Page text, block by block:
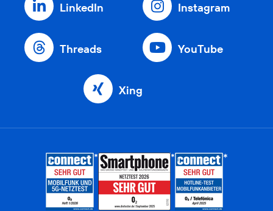
LinkedIn Instagram
Threads YouTube
Xing